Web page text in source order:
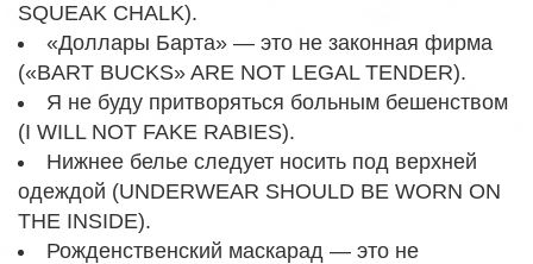
SQUEAK CHALK).
«Доллары Барта» — это не законная фирма
(«BART BUCKS» ARE NOT LEGAL TENDER).
Я не буду притворяться больным бешенством
(I WILL NOT FAKE RABIES).
Нижнее белье следует носить под верхней
одеждой (UNDERWEAR SHOULD BE WORN ON
THE INSIDE).
Рожденственский маскарад — это не